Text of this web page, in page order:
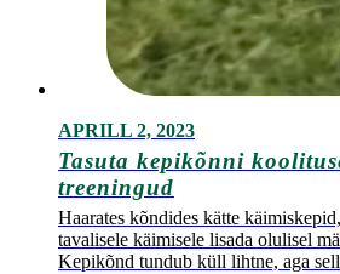
APRILL 2, 2023
Tasuta kepikõnni
treeningud
Haarates kõndides kätte
tavalisele käimisele lisada olulisel
Kepikõnd tundub küll lihtne, aga